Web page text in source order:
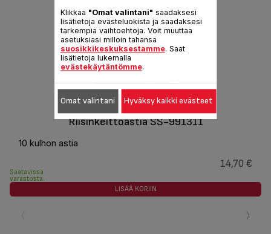
Riisinkeittoastia SS-991311
10 kulhon astia
14,70 €
Saatavissa
varastosta.
LISÄÄ KORIIN
›
Klikkaa "Omat valintani" saadaksesi
lisätietoja evästeluokista ja saadaksesi
tarkempia vaihtoehtoja. Voit muuttaa
asetuksiasi milloin tahansa
suosikkikeskuksestamme. Saat
lisätietoja lukemalla
evästekäytäntömme.
Omat valintani Hyväksy kaikki evästeet